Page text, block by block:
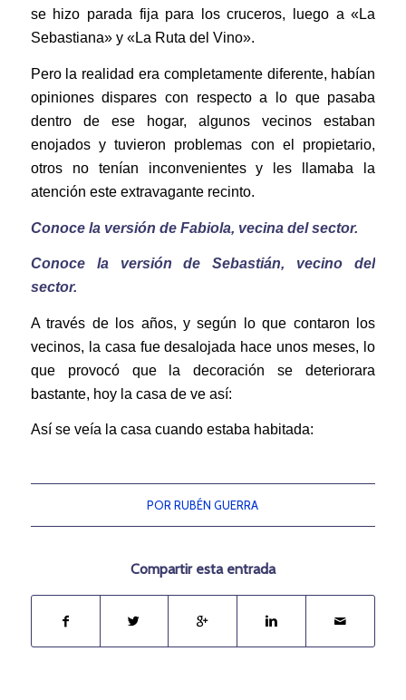
se hizo parada fija para los cruceros, luego a «La
Sebastiana» y «La Ruta del Vino».
Pero la realidad era completamente diferente, habían
opiniones dispares con respecto a lo que pasaba
dentro de ese hogar, algunos vecinos estaban
enojados y tuvieron problemas con el propietario,
otros no tenían inconvenientes y les llamaba la
atención este extravagante recinto.
Conoce la versión de Fabiola, vecina del sector.
Conoce la versión de Sebastián, vecino del
sector.
A través de los años, y según lo que contaron los
vecinos, la casa fue desalojada hace unos meses, lo
que provocó que la decoración se deteriorara
bastante, hoy la casa de ve así:
Así se veía la casa cuando estaba habitada:
PORRUBÉN GUERRA
Compartir esta entrada